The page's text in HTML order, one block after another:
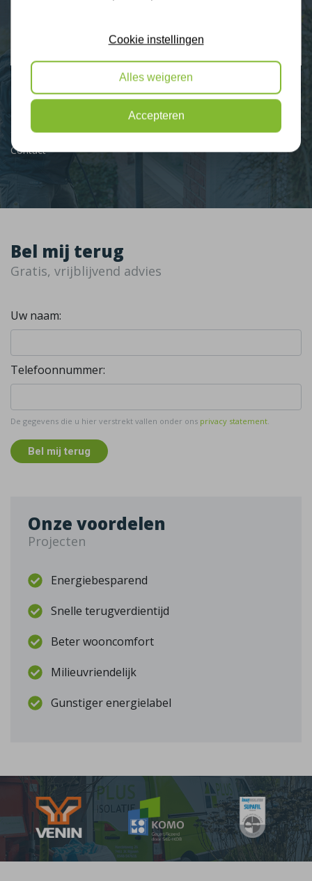
Contact
Bel mij terug
Gratis, vrijblijvend advies
Uw naam:
Telefoonnummer:
De gegevens die u hier verstrekt vallen onder ons privacy statement.
Bel mij terug
Onze voordelen
Projecten
Energiebesparend
Snelle terugverdientijd
Beter wooncomfort
Milieuvriendelijk
Gunstiger energielabel
Cookie instellingen
Alles weigeren
Accepteren